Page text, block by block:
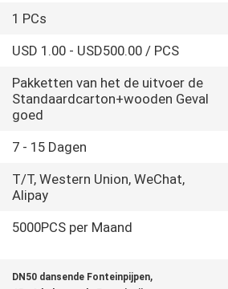
1 PCs
USD 1.00 - USD500.00 / PCS
Pakketten van het de uitvoer de
Standaardcarton+wooden Geval
goed
7 - 15 Dagen
T/T, Western Union, WeChat,
Alipay
5000PCS per Maand
DN50 dansende Fonteinpijpen,